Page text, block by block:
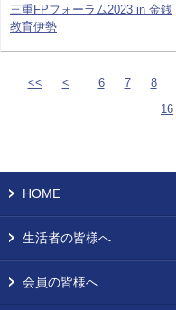
三重FPフォーラム2023 in 金銭
教育伊勢
<< < 6 7 8
16
HOME
生活者の皆様へ
会員の皆様へ